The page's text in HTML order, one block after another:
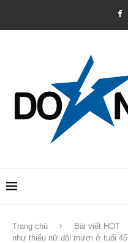
Trang chủ Bài viết HOT
như thiếu nữ đôi mươi ở tuổi 45